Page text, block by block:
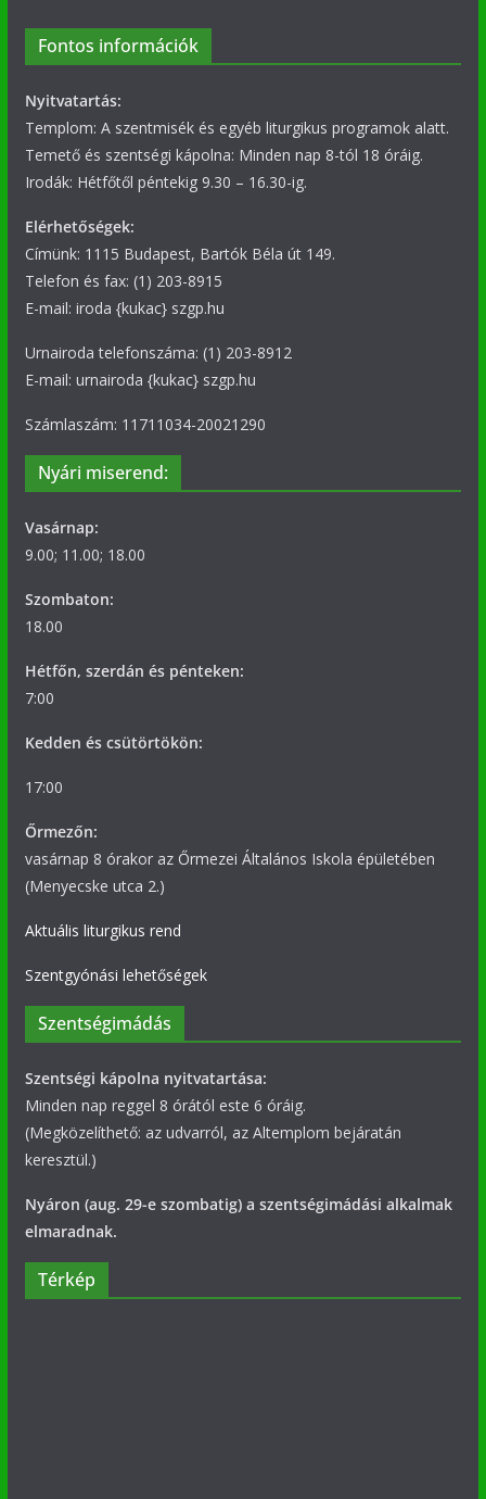
Fontos információk
Nyitvatartás:
Templom: A szentmisék és egyéb liturgikus programok alatt.
Temető és szentségi kápolna: Minden nap 8-tól 18 óráig.
Irodák: Hétfőtől péntekig 9.30 – 16.30-ig.
Elérhetőségek:
Címünk: 1115 Budapest, Bartók Béla út 149.
Telefon és fax: (1) 203-8915
E-mail: iroda {kukac} szgp.hu
Urnairoda telefonszáma: (1) 203-8912
E-mail: urnairoda {kukac} szgp.hu
Számlaszám: 11711034-20021290
Nyári miserend:
Vasárnap:
9.00; 11.00; 18.00
Szombaton:
18.00
Hétfőn, szerdán és pénteken:
7:00
Kedden és csütörtökön:
17:00
Őrmezőn:
vasárnap 8 órakor az Őrmezei Általános Iskola épületében
(Menyecske utca 2.)
Aktuális liturgikus rend
Szentgyónási lehetőségek
Szentségimádás
Szentségi kápolna nyitvatartása:
Minden nap reggel 8 órától este 6 óráig.
(Megközelíthető: az udvarról, az Altemplom bejáratán
keresztül.)
Nyáron (aug. 29-e szombatig) a szentségimádási alkalmak
elmaradnak.
Térkép